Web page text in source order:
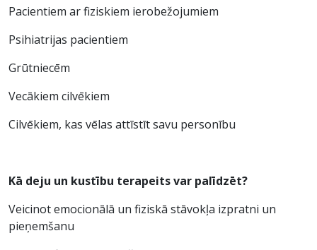
Pacientiem ar fiziskiem ierobežojumiem
Psihiatrijas pacientiem
Grūtniecēm
Vecākiem cilvēkiem
Cilvēkiem, kas vēlas attīstīt savu personību
Kā deju un kustību terapeits var palīdzēt?
Veicinot emocionālā un fiziskā stāvokļa izpratni un
pieņemšanu